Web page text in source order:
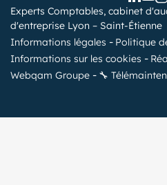
Experts Comptables, cabinet
d'entreprise Lyon – Saint-Étienne
Informations légales
Politique
Informations sur les cookies
Webqam Groupe
🔧